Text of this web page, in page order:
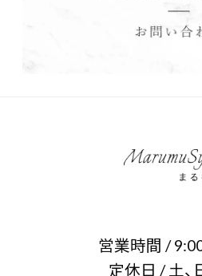
営業時間 /
定休日 / 土、